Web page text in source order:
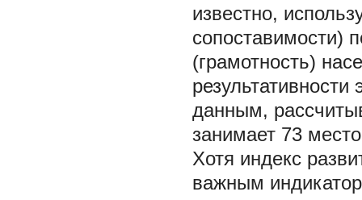
известно,
сопоставимости)
(грамотность)
данным,
занимает 73
Хотя индекс
важным